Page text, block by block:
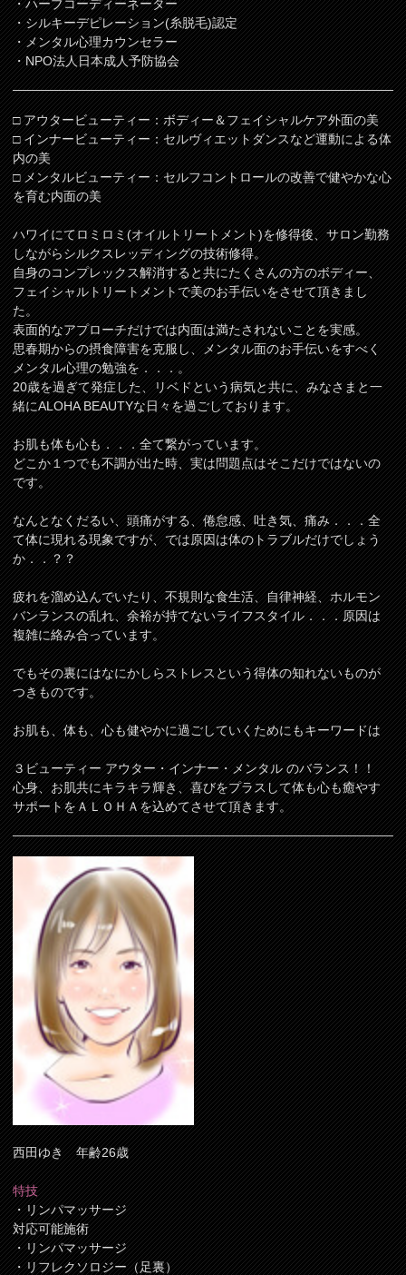
・ハーブコーディーネーター
・シルキーデピレーション(糸脱毛)認定
・メンタル心理カウンセラー
・NPO法人日本成人予防協会
□ アウタービューティー：ボディー＆フェイシャルケア外面の美
□ インナービューティー：セルヴィエットダンスなど運動による体
内の美
□ メンタルビューティー：セルフコントロールの改善で健やかな心
を育む内面の美
ハワイにてロミロミ(オイルトリートメント)を修得後、サロン勤務
しながらシルクスレッディングの技術修得。
自身のコンプレックス解消すると共にたくさんの方のボディー、
フェイシャルトリートメントで美のお手伝いをさせて頂きまし
た。
表面的なアプローチだけでは内面は満たされないことを実感。
思春期からの摂食障害を克服し、メンタル面のお手伝いをすべく
メンタル心理の勉強を．．．。
20歳を過ぎて発症した、リベドという病気と共に、みなさまと一
緒にALOHA BEAUTYな日々を過ごしております。
お肌も体も心も．．．全て繋がっています。
どこか１つでも不調が出た時、実は問題点はそこだけではないの
です。
なんとなくだるい、頭痛がする、倦怠感、吐き気、痛み．．．全
て体に現れる現象ですが、では原因は体のトラブルだけでしょう
か．．？？
疲れを溜め込んでいたり、不規則な食生活、自律神経、ホルモン
バンランスの乱れ、余裕が持てないライフスタイル．．．原因は
複雑に絡み合っています。
でもその裏にはなにかしらストレスという得体の知れないものが
つきものです。
お肌も、体も、心も健やかに過ごしていくためにもキーワードは
３ビューティー アウター・インナー・メンタル のバランス！！
心身、お肌共にキラキラ輝き、喜びをプラスして体も心も癒やす
サポートをＡＬＯＨＡを込めてさせて頂きます。
西田ゆき 年齢26歳
特技
・リンパマッサージ
対応可能施術
・リンパマッサージ
・リフレクソロジー（足裏）